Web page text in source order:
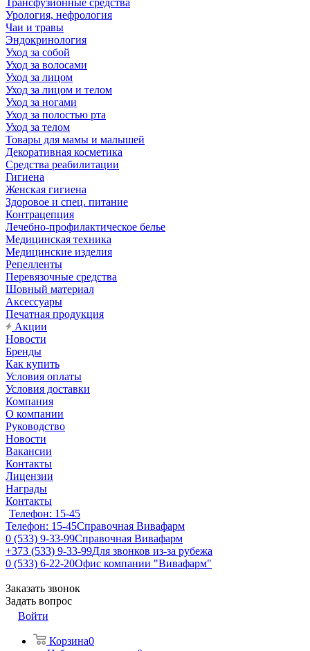
Трансфузионные средства
Урология, нефрология
Чаи и травы
Эндокринология
Уход за собой
Уход за волосами
Уход за лицом
Уход за лицом и телом
Уход за ногами
Уход за полостью рта
Уход за телом
Товары для мамы и малышей
Декоративная косметика
Средства реабилитации
Гигиена
Женская гигиена
Здоровое и спец. питание
Контрацепция
Лечебно-профилактическое белье
Медицинская техника
Медицинские изделия
Репелленты
Перевязочные средства
Шовный материал
Аксессуары
Печатная продукция
Акции
Новости
Бренды
Как купить
Условия оплаты
Условия доставки
Компания
О компании
Руководство
Новости
Вакансии
Контакты
Лицензии
Награды
Контакты
Телефон: 15-45
Телефон: 15-45Справочная Вивафарм
0 (533) 9-33-99Справочная Вивафарм
+373 (533) 9-33-99Для звонков из-за рубежа
0 (533) 6-22-20Офис компании "Вивафарм"
Заказать звонок
Задать вопрос
Войти
Корзина0